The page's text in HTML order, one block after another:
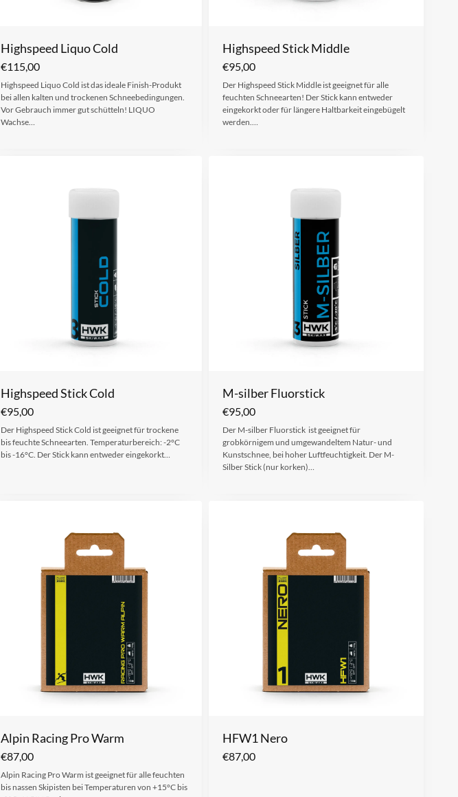
Highspeed Liquo Cold
€115,00
Highspeed Liquo Cold ist das ideale Finish-Produkt
bei allen kalten und trockenen Schneebedingungen.
Vor Gebrauch immer gut schütteln! LIQUO
Wachse…
Highspeed Stick Middle
€95,00
Der Highspeed Stick Middle ist geeignet für alle
feuchten Schneearten! Der Stick kann entweder
eingekorkt oder für längere Haltbarkeit eingebügelt
werden.…
Highspeed Stick Cold
€95,00
Der Highspeed Stick Cold ist geeignet für trockene
bis feuchte Schneearten. Temperaturbereich: -2°C
bis -16°C. Der Stick kann entweder eingekorkt…
M-silber Fluorstick
€95,00
Der M-silber Fluorstick ist geeignet für
grobkörnigem und umgewandeltem Natur- und
Kunstschnee, bei hoher Luftfeuchtigkeit. Der M-
Silber Stick (nur korken)…
Alpin Racing Pro Warm
€87,00
Alpin Racing Pro Warm ist geeignet für alle feuchten
bis nassen Skipisten bei Temperaturen von +15°C bis
HFW1 Nero
€87,00